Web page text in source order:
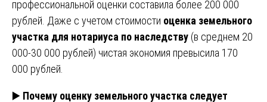
профессиональной оценки составила более 200 000
рублей. Даже с учетом стоимости оценка земельного
участка для нотариуса по наследству (в среднем 20
000-30 000 рублей) чистая экономия превысила 170
000 рублей.
▶️ Почему оценку земельного участка следует